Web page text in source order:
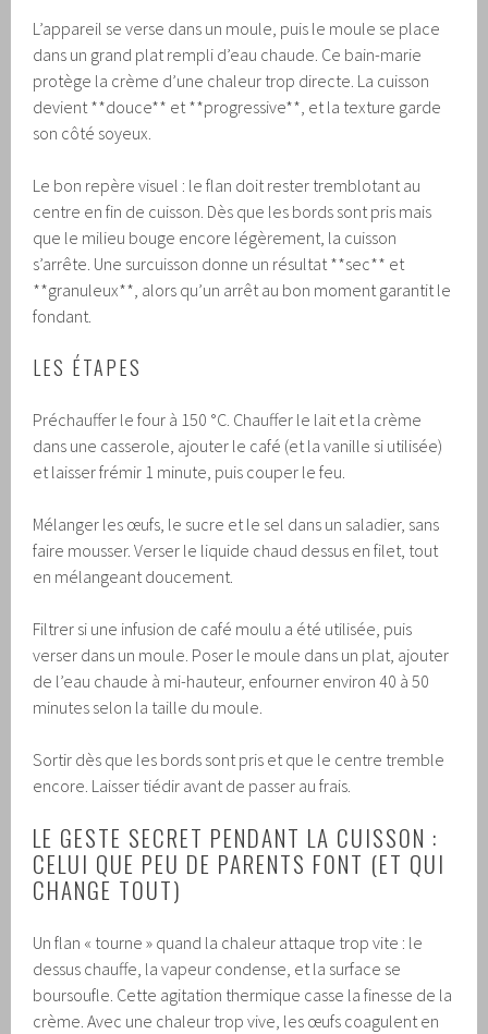
L’appareil se verse dans un moule, puis le moule se place
dans un grand plat rempli d’eau chaude. Ce bain-marie
protège la crème d’une chaleur trop directe. La cuisson
devient **douce** et **progressive**, et la texture garde
son côté soyeux.
Le bon repère visuel : le flan doit rester tremblotant au
centre en fin de cuisson. Dès que les bords sont pris mais
que le milieu bouge encore légèrement, la cuisson
s’arrête. Une surcuisson donne un résultat **sec** et
**granuleux**, alors qu’un arrêt au bon moment garantit le
fondant.
LES ÉTAPES
Préchauffer le four à 150 °C. Chauffer le lait et la crème
dans une casserole, ajouter le café (et la vanille si utilisée)
et laisser frémir 1 minute, puis couper le feu.
Mélanger les œufs, le sucre et le sel dans un saladier, sans
faire mousser. Verser le liquide chaud dessus en filet, tout
en mélangeant doucement.
Filtrer si une infusion de café moulu a été utilisée, puis
verser dans un moule. Poser le moule dans un plat, ajouter
de l’eau chaude à mi-hauteur, enfourner environ 40 à 50
minutes selon la taille du moule.
Sortir dès que les bords sont pris et que le centre tremble
encore. Laisser tiédir avant de passer au frais.
LE GESTE SECRET PENDANT LA CUISSON :
CELUI QUE PEU DE PARENTS FONT (ET QUI
CHANGE TOUT)
Un flan « tourne » quand la chaleur attaque trop vite : le
dessus chauffe, la vapeur condense, et la surface se
boursoufle. Cette agitation thermique casse la finesse de la
crème. Avec une chaleur trop vive, les œufs coagulent en